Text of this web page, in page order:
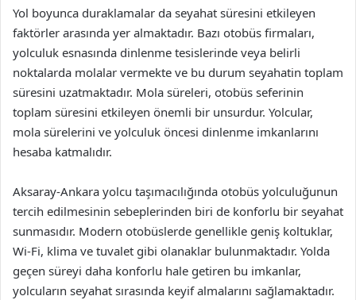
Yol boyunca duraklamalar da seyahat süresini etkileyen
faktörler arasında yer almaktadır. Bazı otobüs firmaları,
yolculuk esnasında dinlenme tesislerinde veya belirli
noktalarda molalar vermekte ve bu durum seyahatin toplam
süresini uzatmaktadır. Mola süreleri, otobüs seferinin
toplam süresini etkileyen önemli bir unsurdur. Yolcular,
mola sürelerini ve yolculuk öncesi dinlenme imkanlarını
hesaba katmalıdır.
Aksaray-Ankara yolcu taşımacılığında otobüs yolculuğunun
tercih edilmesinin sebeplerinden biri de konforlu bir seyahat
sunmasıdır. Modern otobüslerde genellikle geniş koltuklar,
Wi-Fi, klima ve tuvalet gibi olanaklar bulunmaktadır. Yolda
geçen süreyi daha konforlu hale getiren bu imkanlar,
yolcuların seyahat sırasında keyif almalarını sağlamaktadır.